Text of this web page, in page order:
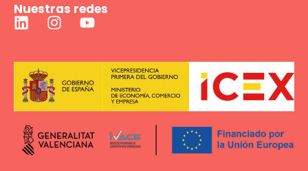
Nuestras redes